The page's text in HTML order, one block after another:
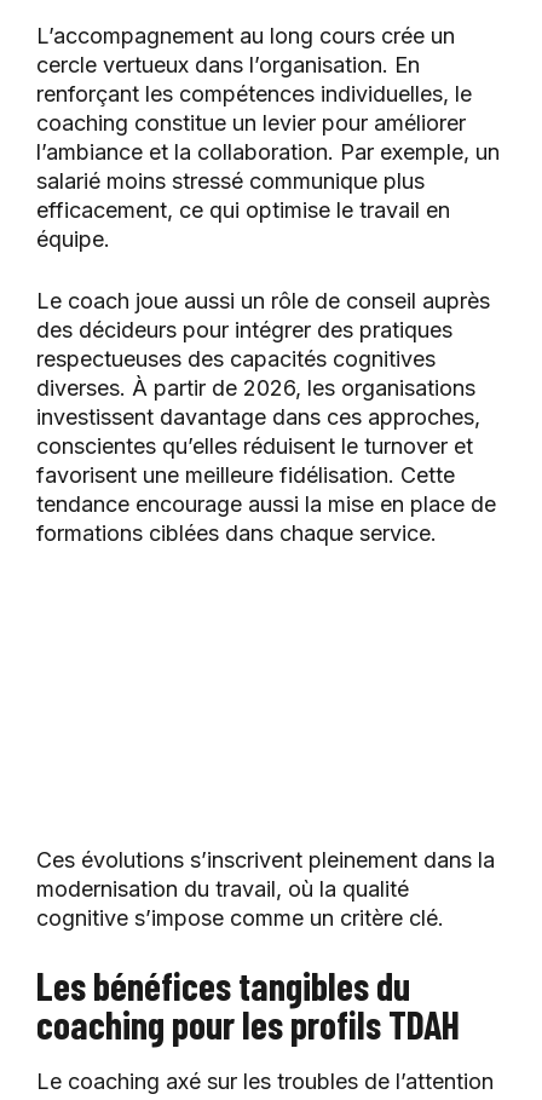
L’accompagnement au long cours crée un
cercle vertueux dans l’organisation. En
renforçant les compétences individuelles, le
coaching constitue un levier pour améliorer
l’ambiance et la collaboration. Par exemple, un
salarié moins stressé communique plus
efficacement, ce qui optimise le travail en
équipe.
Le coach joue aussi un rôle de conseil auprès
des décideurs pour intégrer des pratiques
respectueuses des capacités cognitives
diverses. À partir de 2026, les organisations
investissent davantage dans ces approches,
conscientes qu’elles réduisent le turnover et
favorisent une meilleure fidélisation. Cette
tendance encourage aussi la mise en place de
formations ciblées dans chaque service.
Ces évolutions s’inscrivent pleinement dans la
modernisation du travail, où la qualité
cognitive s’impose comme un critère clé.
Les bénéfices tangibles du
coaching pour les profils TDAH
Le coaching axé sur les troubles de l’attention